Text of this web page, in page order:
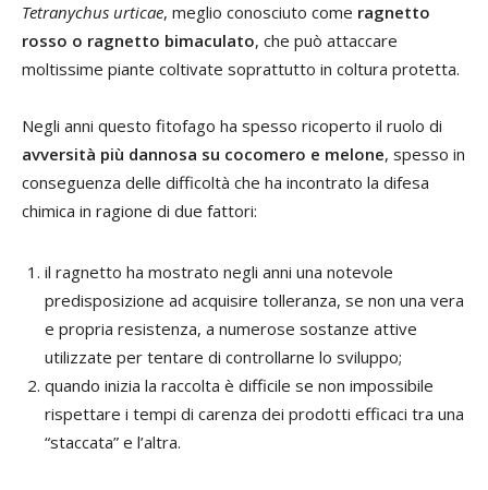
Tetranychus urticae, meglio conosciuto come ragnetto
rosso o ragnetto bimaculato, che può attaccare
moltissime piante coltivate soprattutto in coltura protetta.
Negli anni questo fitofago ha spesso ricoperto il ruolo di
avversità più dannosa su cocomero e melone, spesso in
conseguenza delle difficoltà che ha incontrato la difesa
chimica in ragione di due fattori:
il ragnetto ha mostrato negli anni una notevole
predisposizione ad acquisire tolleranza, se non una vera
e propria resistenza, a numerose sostanze attive
utilizzate per tentare di controllarne lo sviluppo;
quando inizia la raccolta è difficile se non impossibile
rispettare i tempi di carenza dei prodotti efficaci tra una
“staccata” e l’altra.